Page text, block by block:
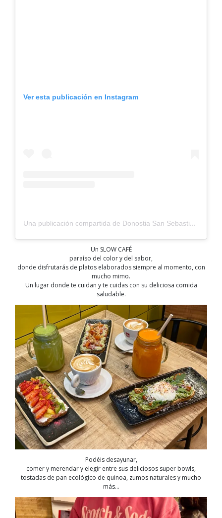
Ver esta publicación en Instagram
Una publicación compartida de Donostia San Sebastián (@sistersandthecity)
Un SLOW CAFÉ
paraíso del color y del sabor,
donde disfrutarás de platos elaborados siempre al momento, con
mucho mimo.
Un lugar donde te cuidan y te cuidas con su deliciosa comida
saludable.
Podéis desayunar,
comer y merendar y elegir entre sus deliciosos super bowls,
tostadas de pan ecológico de quinoa, zumos naturales y mucho
más…